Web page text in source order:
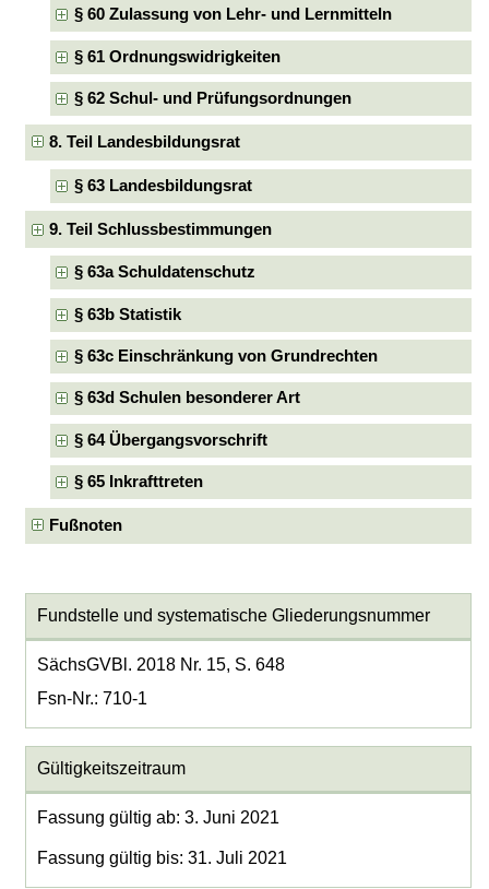
§ 60 Zulassung von Lehr- und Lernmitteln
§ 61 Ordnungswidrigkeiten
§ 62 Schul- und Prüfungsordnungen
8. Teil Landesbildungsrat
§ 63 Landesbildungsrat
9. Teil Schlussbestimmungen
§ 63a Schuldatenschutz
§ 63b Statistik
§ 63c Einschränkung von Grundrechten
§ 63d Schulen besonderer Art
§ 64 Übergangsvorschrift
§ 65 Inkrafttreten
Fußnoten
Fundstelle und systematische Gliederungsnummer
SächsGVBl. 2018 Nr. 15, S. 648
Fsn-Nr.: 710-1
Gültigkeitszeitraum
Fassung gültig ab: 3. Juni 2021
Fassung gültig bis: 31. Juli 2021